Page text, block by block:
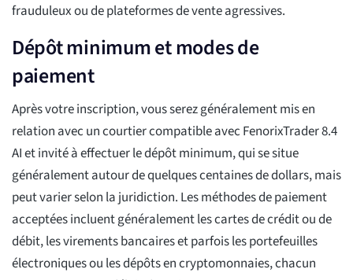
frauduleux ou de plateformes de vente agressives.
Dépôt minimum et modes de
paiement
Après votre inscription, vous serez généralement mis en
relation avec un courtier compatible avec FenorixTrader 8.4
AI et invité à effectuer le dépôt minimum, qui se situe
généralement autour de quelques centaines de dollars, mais
peut varier selon la juridiction. Les méthodes de paiement
acceptées incluent généralement les cartes de crédit ou de
débit, les virements bancaires et parfois les portefeuilles
électroniques ou les dépôts en cryptomonnaies, chacun